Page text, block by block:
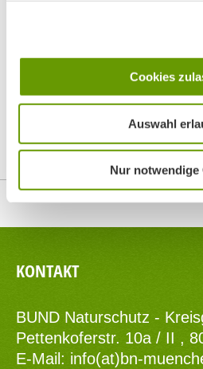
Cookies
Auswahl
Nur notwendige
Top
KONTAKT
BUND Naturschutz -
Pettenkoferstr. 10a / II ,
E-Mail: info(at)bn-